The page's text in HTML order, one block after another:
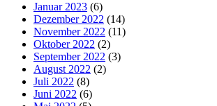
Januar 2023 (6)
Dezember 2022 (14)
November 2022 (11)
Oktober 2022 (2)
September 2022 (3)
August 2022 (2)
Juli 2022 (8)
Juni 2022 (6)